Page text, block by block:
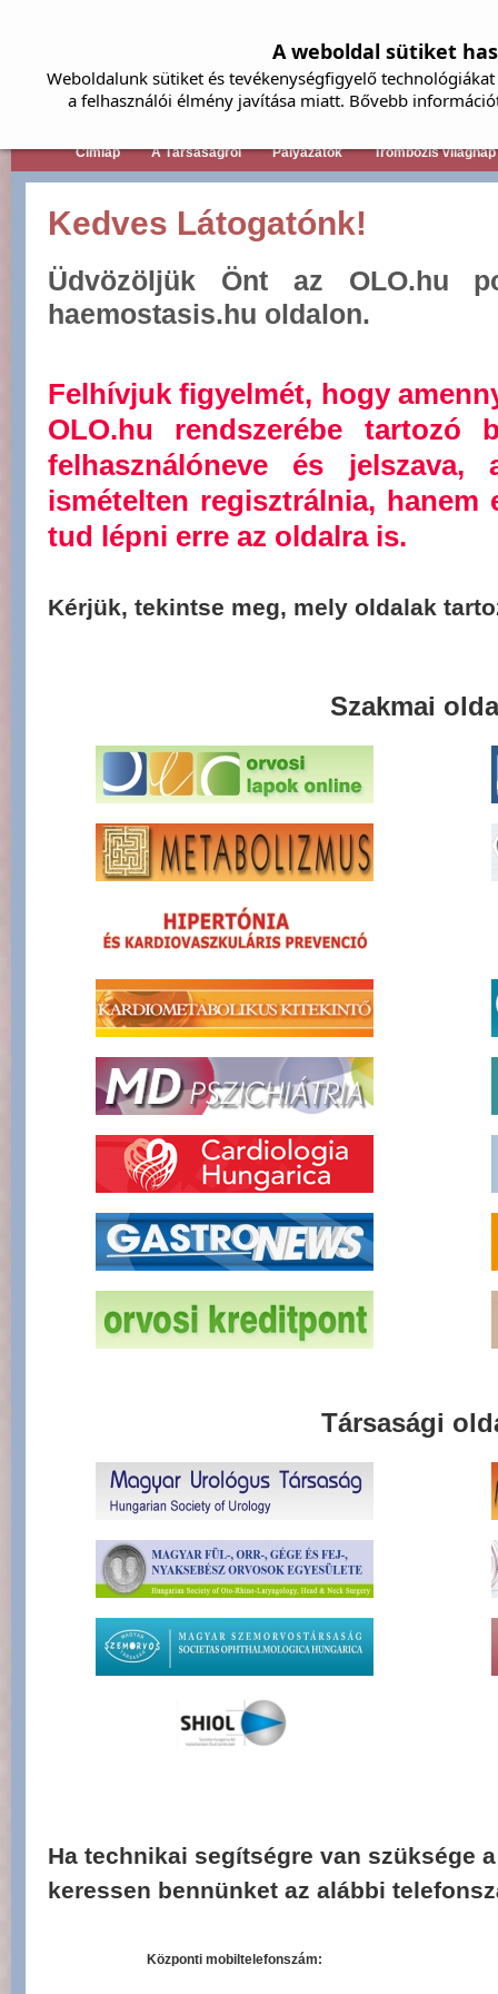
Címlap A Társaságról Pályázatok Trombózis világnap
Kedves Látogatónk!
Üdvözöljük Önt az OLO.hu
haemostasis.hu oldalon.
Felhívjuk figyelmét, hogy
OLO.hu rendszerébe tartozó
felhasználóneve és jelszava,
ismételten regisztrálnia, hanem
tud lépni erre az oldalra is.
Kérjük, tekintse meg, mely oldalak
Szakmai
Társasági
Ha technikai segítségre van szüksége
keressen bennünket az alábbi
Központi mobiltelefonszám:
A weboldal sütiket
Weboldalunk sütiket és tevékenységfigyelő
a felhasználói élmény javítása miatt. Bővebb